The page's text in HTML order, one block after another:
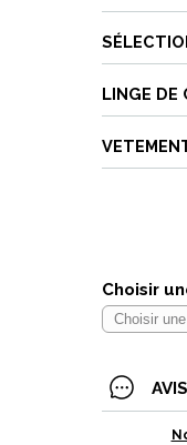
LINGE DE
Choisir